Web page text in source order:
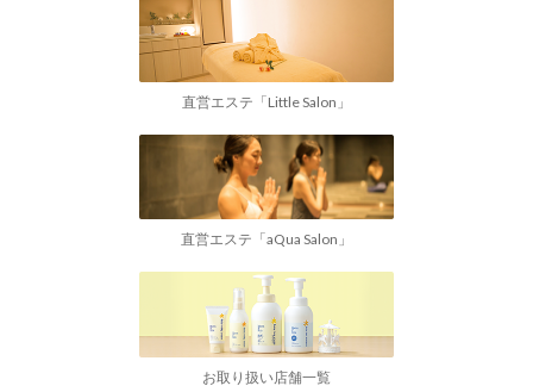
直営エステ「Little Salon」
直営エステ「aQua Salon」
お取り扱い店舗一覧